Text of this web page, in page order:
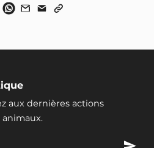
aux dernières actions